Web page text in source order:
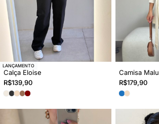
LANÇAMENTO
Calça Eloise
R$139,90
Camisa Malu
R$179,90